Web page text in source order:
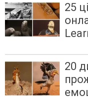
25
20